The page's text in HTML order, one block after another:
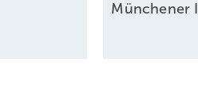
Münchener